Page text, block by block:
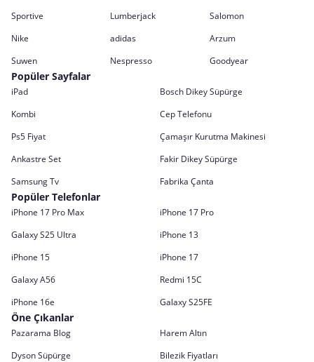
Sportive
Lumberjack
Salomon
Nike
adidas
Arzum
Suwen
Nespresso Goodyear
Popüler Sayfalar
iPad
Bosch Dikey Süpürge
Kombi
Cep Telefonu
Ps5 Fiyat
Çamaşır Kurutma Makinesi
Ankastre Set
Fakir Dikey Süpürge
Samsung Tv
Fabrika Çanta
Popüler Telefonlar
iPhone 17 Pro Max
iPhone 17 Pro
Galaxy S25 Ultra
iPhone 13
iPhone 15
iPhone 17
Galaxy A56
Redmi 15C
iPhone 16e
Galaxy S25FE
Öne Çıkanlar
Pazarama Blog
Harem Altın
Dyson Süpürge
Bilezik Fiyatları